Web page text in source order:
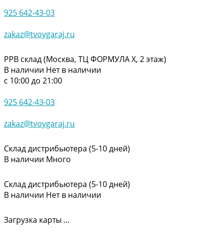
925 642-43-03
zakaz@tvoygaraj.ru
РРВ склад (Москва, ТЦ ФОРМУЛА Х, 2 этаж)
В наличии Нет в наличии
с 10:00 до 21:00
925 642-43-03
zakaz@tvoygaraj.ru
Склад дистрибьютера (5-10 дней)
В наличии Много
Склад дистрибьютера (5-10 дней)
В наличии Нет в наличии
Загрузка карты ...